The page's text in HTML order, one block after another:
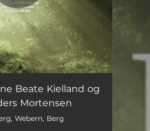
02:28
Beate Kielland og
Mortensen
Webern, Berg